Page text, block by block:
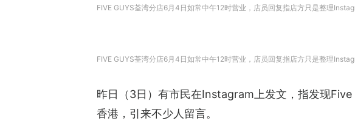
FIVE GUYS荃湾分店6月4日如常中午12时营业，店员回复指店方只是整理
FIVE GUYS荃湾分店6月4日如常中午12时营业，店员回复指店方只是整理
昨日（3日）有市民在Instagram上发文，指发现
香港，引来不少人留言。